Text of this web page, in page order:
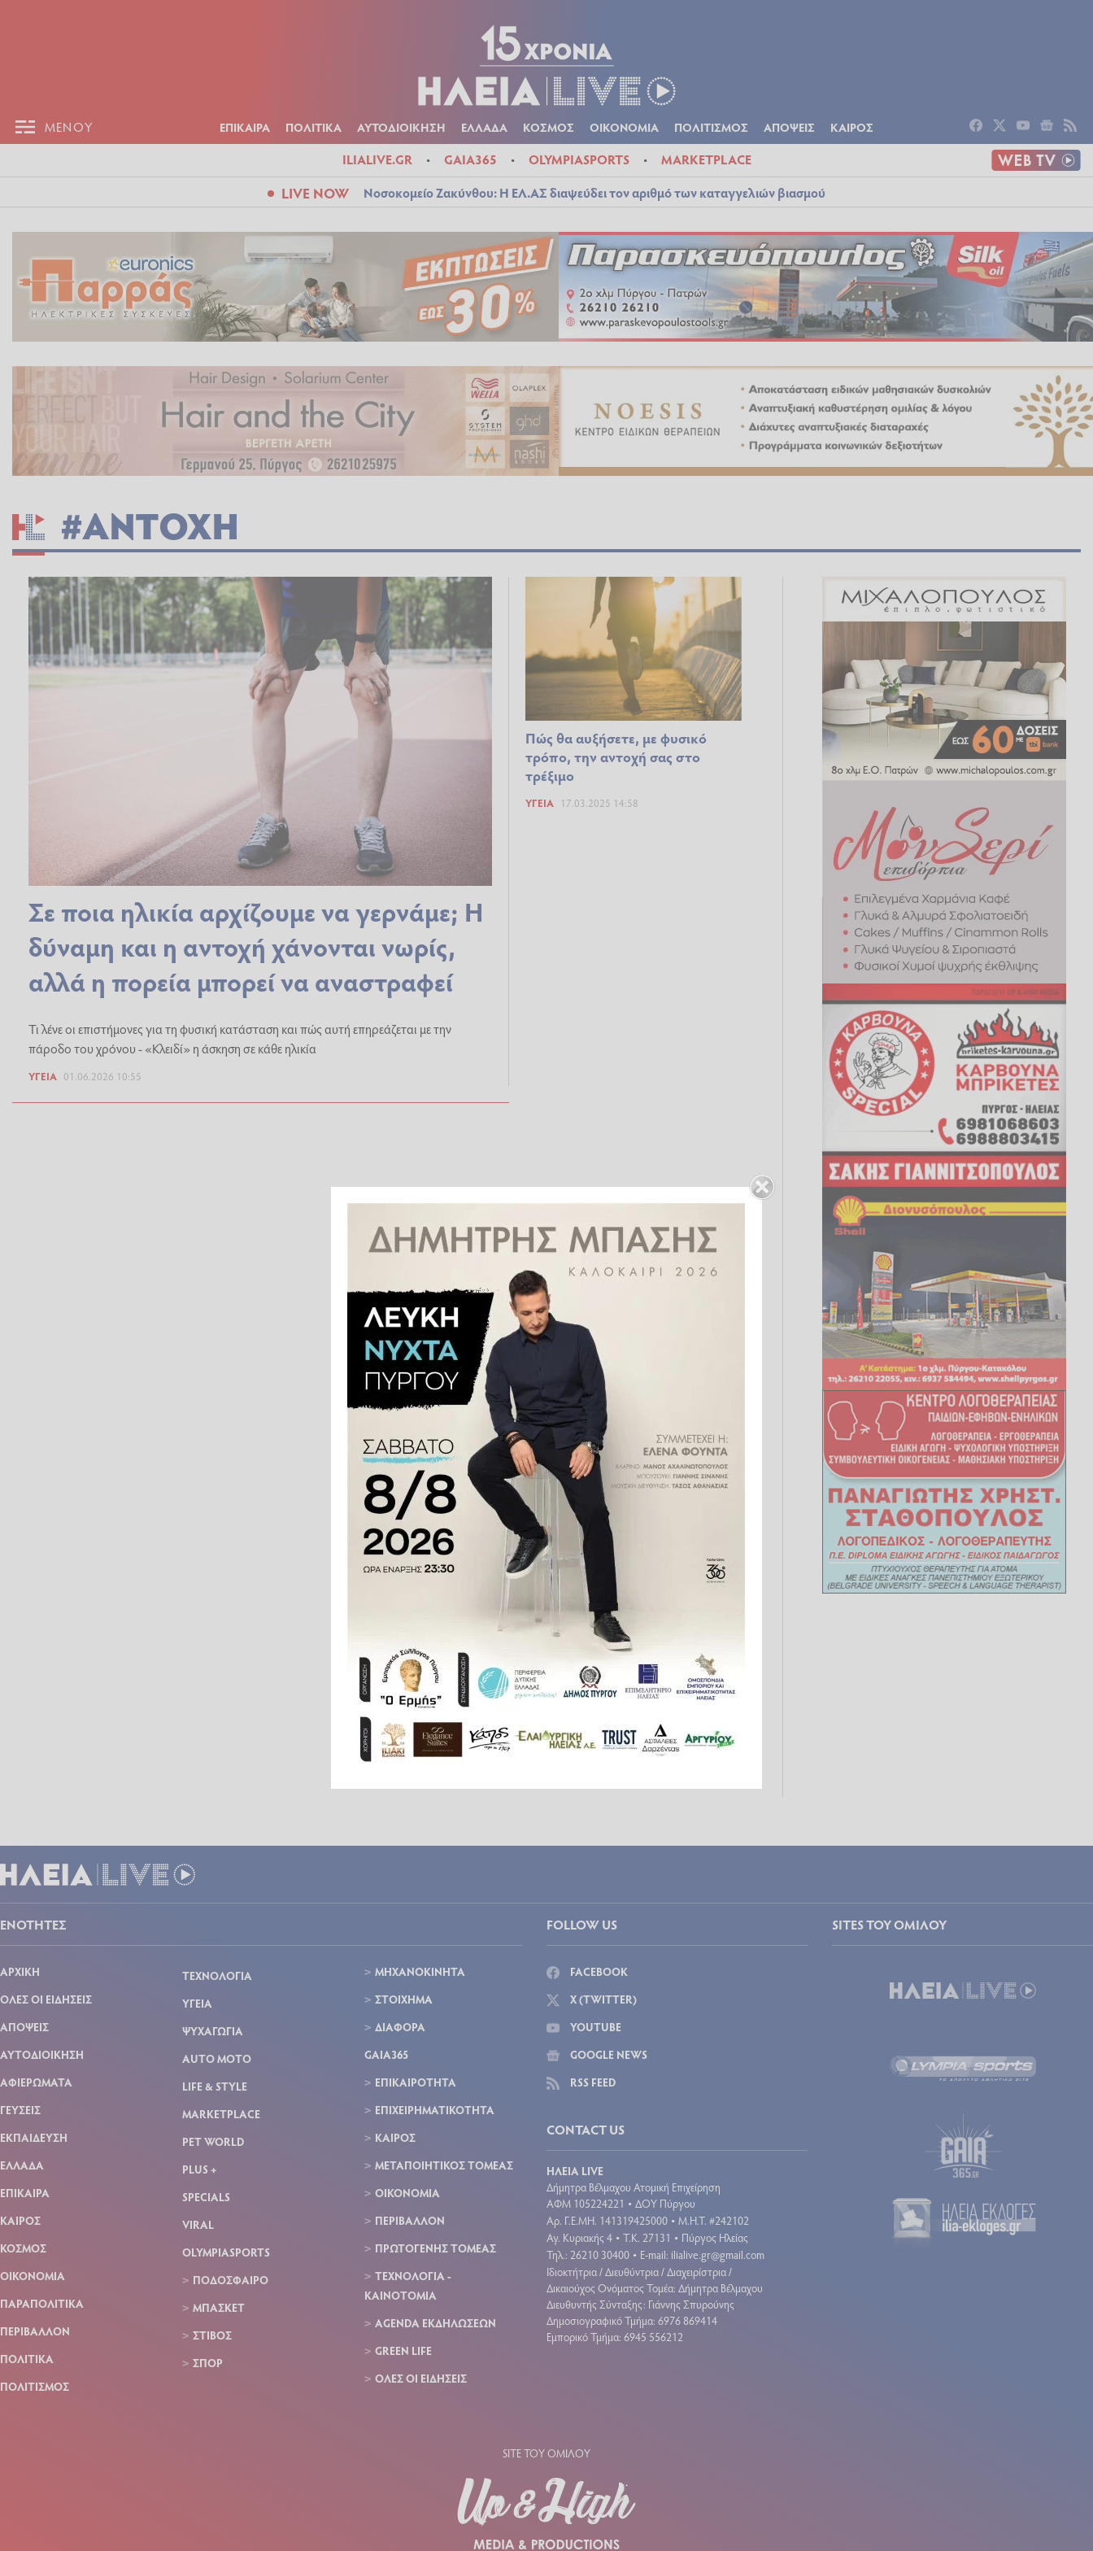
ΜΕΝΟΥ ΕΠΙΚΑΙΡΑ ΠΟΛΙΤΙΚΑ ΑΥΤΟΔΙΟΙΚΗΣΗ ΕΛΛΑΔΑ ΚΟΣΜΟΣ ΟΙΚΟΝΟΜΙΑ ΠΟΛΙΤΙΣΜΟΣ ΑΠΟΨΕΙΣ ΚΑΙΡΟΣ
ILIALIVE.GR GAIA365 OLYMPIASPORTS MARKETPLACE
LIVE NOW Νοσοκομείο Ζακύνθου: Η ΕΛ.ΑΣ διαψεύδει τον αριθμό των καταγγελιών βιασμού
#ΑΝΤΟΧΗ
Σε ποια ηλικία αρχίζουμε να γερνάμε; Η
δύναμη και η αντοχή χάνονται νωρίς,
αλλά η πορεία μπορεί να αναστραφεί
Τι λένε οι επιστήμονες για τη φυσική κατάσταση και πώς αυτή επηρεάζεται με την
πάροδο του χρόνου - «Κλειδί» η άσκηση σε κάθε ηλικία
ΥΓΕΊΑ 01.06.2026 10:55
Πώς θα αυξήσετε, με φυσικό
τρόπο, την αντοχή σας στο
τρέξιμο
ΥΓΕΊΑ 17.03.2025 14:58
ΕΝΟΤΗΤΕΣ
ΑΡΧΙΚΗ
ΟΛΕΣ ΟΙ ΕΙΔΗΣΕΙΣ
ΑΠΟΨΕΙΣ
ΑΥΤΟΔΙΟΙΚΗΣΗ
ΑΦΙΕΡΩΜΑΤΑ
ΓΕΥΣΕΙΣ
ΕΚΠΑΙΔΕΥΣΗ
ΕΛΛΑΔΑ
ΕΠΙΚΑΙΡΑ
ΚΑΙΡΟΣ
ΚΟΣΜΟΣ
ΟΙΚΟΝΟΜΙΑ
ΠΑΡΑΠΟΛΙΤΙΚΑ
ΠΕΡΙΒΑΛΛΟΝ
ΠΟΛΙΤΙΚΑ
ΠΟΛΙΤΙΣΜΟΣ
ΤΕΧΝΟΛΟΓΙΑ
ΥΓΕΙΑ
ΨΥΧΑΓΩΓΙΑ
AUTO MOTO
LIFE & STYLE
MARKETPLACE
PET WORLD
PLUS +
SPECIALS
VIRAL
OLYMPIASPORTS
ΠΟΔΟΣΦΑΙΡΟ
ΜΠΑΣΚΕΤ
ΣΤΙΒΟΣ
ΣΠΟΡ
ΜΗΧΑΝΟΚΙΝΗΤΑ
ΣΤΟΙΧΗΜΑ
ΔΙΑΦΟΡΑ
GAIA365
ΕΠΙΚΑΙΡΟΤΗΤΑ
ΕΠΙΧΕΙΡΗΜΑΤΙΚΟΤΗΤΑ
ΚΑΙΡΟΣ
ΜΕΤΑΠΟΙΗΤΙΚΟΣ ΤΟΜΕΑΣ
ΟΙΚΟΝΟΜΙΑ
ΠΕΡΙΒΑΛΛΟΝ
ΠΡΩΤΟΓΕΝΗΣ ΤΟΜΕΑΣ
ΤΕΧΝΟΛΟΓΙΑ -
ΚΑΙΝΟΤΟΜΙΑ
AGENDA ΕΚΔΗΛΩΣΕΩΝ
GREEN LIFE
ΟΛΕΣ ΟΙ ΕΙΔΗΣΕΙΣ
FOLLOW US
FACEBOOK
X (TWITTER)
YOUTUBE
GOOGLE NEWS
RSS FEED
CONTACT US
ΗΛΕΙΑ LIVE
Δήμητρα Βέλμαχου Ατομική Επιχείρηση
ΑΦΜ 105224221 • ΔΟΥ Πύργου
Aρ. Γ.Ε.ΜΗ. 141319425000 • Μ.Η.Τ. #242102
Αγ. Κυριακής 4 • Τ.Κ. 27131 • Πύργος Ηλείας
Τηλ.: 26210 30400 • E-mail: ilialive.gr@gmail.com
Ιδιοκτήτρια / Διευθύντρια / Διαχειρίστρια /
Δικαιούχος Ονόματος Τομέα: Δήμητρα Βέλμαχου
Διευθυντής Σύνταξης: Γιάννης Σπυρούνης
Δημοσιογραφικό Τμήμα: 6976 869414
Εμπορικό Τμήμα: 6945 556212
SITES ΤΟΥ ΟΜΙΛΟΥ
SITE ΤΟΥ ΟΜΙΛΟΥ